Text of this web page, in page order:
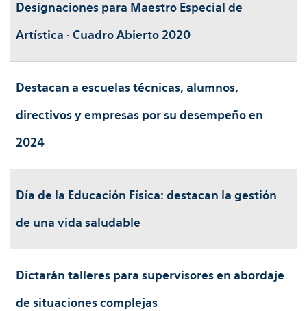
Designaciones para Maestro Especial de
Artística · Cuadro Abierto 2020
Destacan a escuelas técnicas, alumnos,
directivos y empresas por su desempeño en
2024
Día de la Educación Física: destacan la gestión
de una vida saludable
Dictarán talleres para supervisores en abordaje
de situaciones complejas